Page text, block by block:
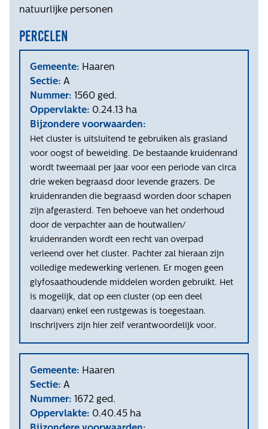
natuurlijke personen
Percelen
Gemeente: Haaren
Sectie: A
Nummer: 1560 ged.
Oppervlakte: 0.24.13 ha
Bijzondere voorwaarden:
Het cluster is uitsluitend te gebruiken als grasland
voor oogst of beweiding. De bestaande kruidenrand
wordt tweemaal per jaar voor een periode van circa
drie weken begraasd door levende grazers. De
kruidenranden die begraasd worden door schapen
zijn afgerasterd. Ten behoeve van het onderhoud
door de verpachter aan de houtwallen/
kruidenranden wordt een recht van overpad
verleend over het cluster. Pachter zal hieraan zijn
volledige medewerking verlenen. Er mogen geen
glyfosaathoudende middelen worden gebruikt. Het
is mogelijk, dat op een cluster (op een deel
daarvan) enkel een rustgewas is toegestaan.
Inschrijvers zijn hier zelf verantwoordelijk voor.
Gemeente: Haaren
Sectie: A
Nummer: 1672 ged.
Oppervlakte: 0.40.45 ha